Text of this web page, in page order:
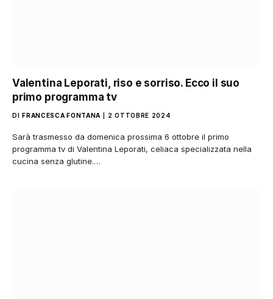
Valentina Leporati, riso e sorriso. Ecco il suo
primo programma tv
DI FRANCESCA FONTANA 2 OTTOBRE 2024
Sarà trasmesso da domenica prossima 6 ottobre il primo
programma tv di Valentina Leporati, celiaca specializzata nella
cucina senza glutine.…